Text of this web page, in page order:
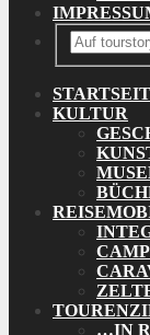
KULTUR
…IN